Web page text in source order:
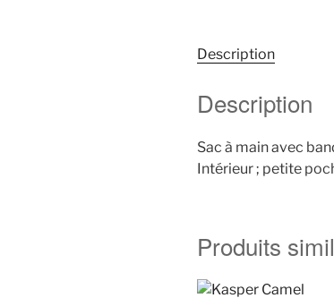
Description
Description
Sac à main avec
Intérieur ; petite
Produits